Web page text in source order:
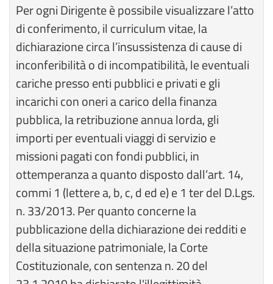
Per ogni Dirigente è possibile visualizzare l’atto
di conferimento, il curriculum vitae, la
dichiarazione circa l’insussistenza di cause di
inconferibilità o di incompatibilità, le eventuali
cariche presso enti pubblici e privati e gli
incarichi con oneri a carico della finanza
pubblica, la retribuzione annua lorda, gli
importi per eventuali viaggi di servizio e
missioni pagati con fondi pubblici, in
ottemperanza a quanto disposto dall’art. 14,
commi 1 (lettere a, b, c, d ed e) e 1 ter del D.Lgs.
n. 33/2013. Per quanto concerne la
pubblicazione della dichiarazione dei redditi e
della situazione patrimoniale, la Corte
Costituzionale, con sentenza n. 20 del